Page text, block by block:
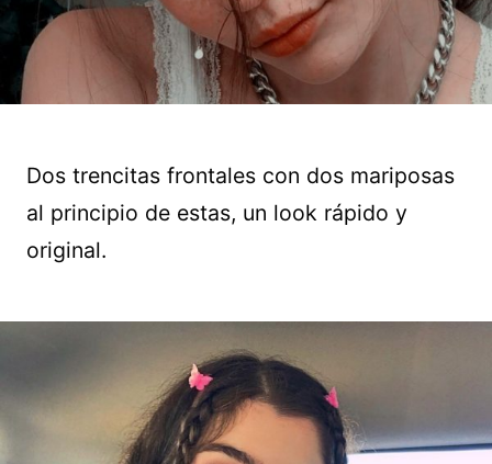
Dos trencitas frontales con dos mariposas
al principio de estas, un look rápido y
original.